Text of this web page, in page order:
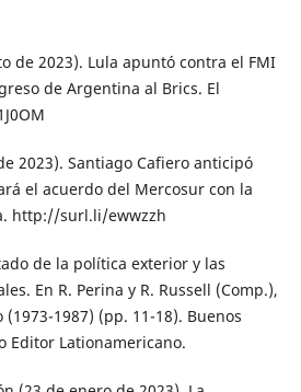
de 2023). Lula apuntó contra el FMI
de Argentina al Brics. El
2023). Santiago Cafiero anticipó
el acuerdo del Mercosur con la
http://surl.li/ewwzzh
de la política exterior y las
En R. Perina y R. Russell (Comp.),
1987) (pp. 11-18). Buenos
Editor Lationamericano.